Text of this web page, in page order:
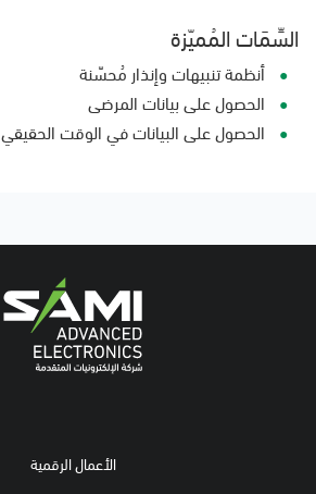
السِّمَات المُميّزة
أنظمة تنبيهات وإنذار مُحسّنة
الحصول على بيانات المرضى
الحصول على البيانات في الوقت الحقيقي
الأعمال الرقمية